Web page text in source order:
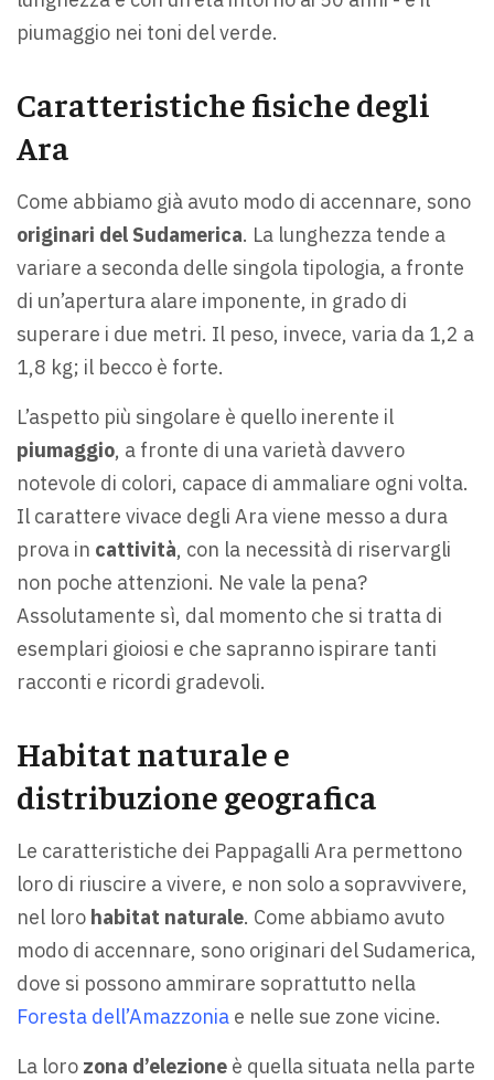
piumaggio nei toni del verde.
Caratteristiche fisiche degli
Ara
Come abbiamo già avuto modo di accennare, sono
originari del Sudamerica. La lunghezza tende a
variare a seconda delle singola tipologia, a fronte
di un’apertura alare imponente, in grado di
superare i due metri. Il peso, invece, varia da 1,2 a
1,8 kg; il becco è forte.
L’aspetto più singolare è quello inerente il
piumaggio, a fronte di una varietà davvero
notevole di colori, capace di ammaliare ogni volta.
Il carattere vivace degli Ara viene messo a dura
prova in cattività, con la necessità di riservargli
non poche attenzioni. Ne vale la pena?
Assolutamente sì, dal momento che si tratta di
esemplari gioiosi e che sapranno ispirare tanti
racconti e ricordi gradevoli.
Habitat naturale e
distribuzione geografica
Le caratteristiche dei Pappagalli Ara permettono
loro di riuscire a vivere, e non solo a sopravvivere,
nel loro habitat naturale. Come abbiamo avuto
modo di accennare, sono originari del Sudamerica,
dove si possono ammirare soprattutto nella
Foresta dell’Amazzonia e nelle sue zone vicine.
La loro zona d’elezione è quella situata nella parte